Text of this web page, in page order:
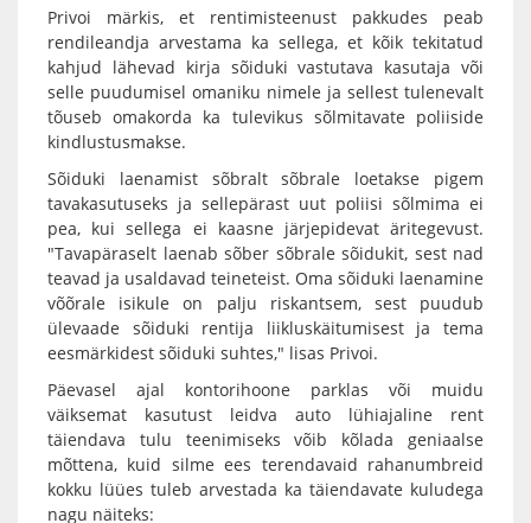
Privoi märkis, et rentimisteenust pakkudes peab
rendileandja arvestama ka sellega, et kõik tekitatud
kahjud lähevad kirja sõiduki vastutava kasutaja või
selle puudumisel omaniku nimele ja sellest tulenevalt
tõuseb omakorda ka tulevikus sõlmitavate poliiside
kindlustusmakse.
Sõiduki laenamist sõbralt sõbrale loetakse pigem
tavakasutuseks ja sellepärast uut poliisi sõlmima ei
pea, kui sellega ei kaasne järjepidevat äritegevust.
"Tavapäraselt laenab sõber sõbrale sõidukit, sest nad
teavad ja usaldavad teineteist. Oma sõiduki laenamine
võõrale isikule on palju riskantsem, sest puudub
ülevaade sõiduki rentija liikluskäitumisest ja tema
eesmärkidest sõiduki suhtes," lisas Privoi.
Päevasel ajal kontorihoone parklas või muidu
väiksemat kasutust leidva auto lühiajaline rent
täiendava tulu teenimiseks võib kõlada geniaalse
mõttena, kuid silme ees terendavaid rahanumbreid
kokku lüües tuleb arvestada ka täiendavate kuludega
nagu näiteks: